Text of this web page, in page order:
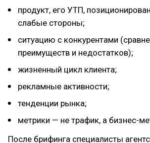
продукт, его УТП,
слабые стороны;
ситуацию с конкурентами
преимуществ и недостатков);
жизненный цикл клиента;
рекламные активности;
тенденции рынка;
метрики — не трафик, а бизнес-
После брифинга специалисты